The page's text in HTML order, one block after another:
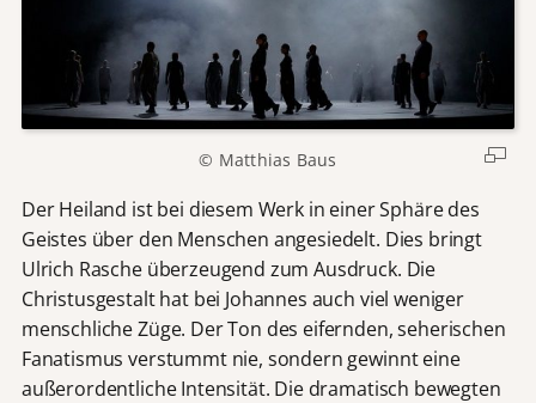
© Matthias Baus
Der Heiland ist bei diesem Werk in einer Sphäre des
Geistes über den Menschen angesiedelt. Dies bringt
Ulrich Rasche überzeugend zum Ausdruck. Die
Christusgestalt hat bei Johannes auch viel weniger
menschliche Züge. Der Ton des eifernden, seherischen
Fanatismus verstummt nie, sondern gewinnt eine
außerordentliche Intensität. Die dramatisch bewegten